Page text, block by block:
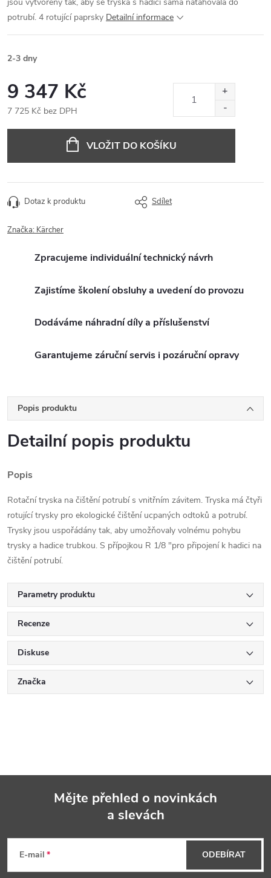
potrubí. 4 rotující paprsky Detailní informace
2-3 dny
9 347 Kč
7 725 Kč bez DPH
VLOŽIT DO KOŠÍKU
Dotaz k produktu Sdílet
Značka: Kärcher
Zpracujeme individuální technický návrh
Zajistíme školení obsluhy a uvedení do provozu
Dodáváme náhradní díly a příslušenství
Garantujeme záruční servis i pozáruční opravy
Popis produktu
Detailní popis produktu
Popis
Rotační tryska na čištění potrubí s vnitřním závitem. Tryska má čtyři
rotující trysky pro ekologické čištění ucpaných odtoků a potrubí.
Trysky jsou uspořádány tak, aby umožňovaly volnému pohybu
trysky a hadice trubkou. S přípojkou R 1/8 "pro připojení k hadici na
čištění potrubí.
Parametry produktu
Recenze
Diskuse
Značka
Mějte přehled o novinkách
a slevách
E-mail ODEBÍRAT